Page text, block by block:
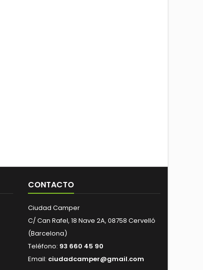
CONTACTO
Ciudad Camper
C/ Can Rafel, 18 Nave 2A, 08758 Cervelló
(Barcelona)
Teléfono: 93 660 45 90
Email: ciudadcamper@gmail.com